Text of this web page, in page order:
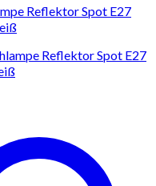
Reflektor Spot E27